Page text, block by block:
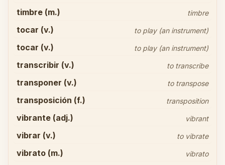
timbre (m.) timbre
tocar (v.) to play (an instrument)
tocar (v.) to play (an instrument)
transcribir (v.) to transcribe
transponer (v.) to transpose
transposición (f.) transposition
vibrante (adj.) vibrant
vibrar (v.) to vibrate
vibrato (m.) vibrato